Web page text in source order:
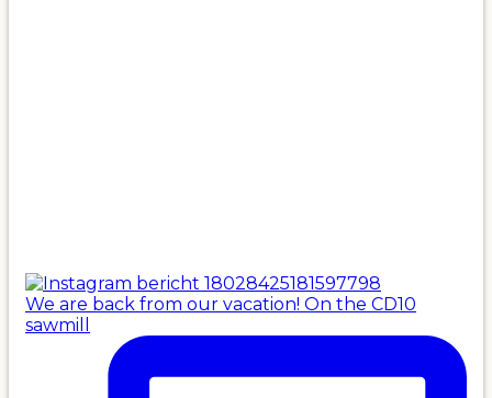
We are back from our vacation! On the CD10
sawmill